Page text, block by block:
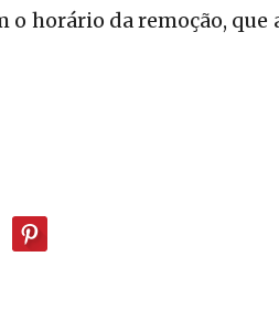
horário da remoção, que